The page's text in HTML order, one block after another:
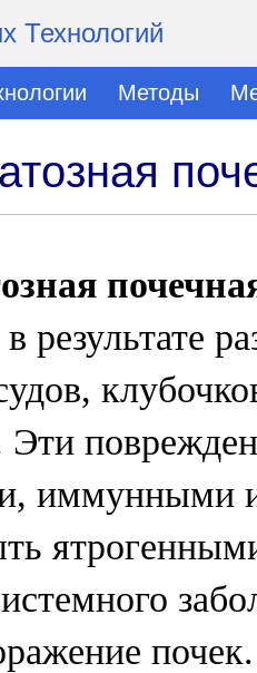
Технологий
Методы
в результате
Эти
иммунными
почек.